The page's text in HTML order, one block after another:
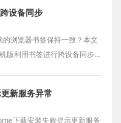
设备同步
的浏览器书签保持一致？本文
版利用书签进行跨设备同步的
新服务异常
下载安装失败提示更新服务